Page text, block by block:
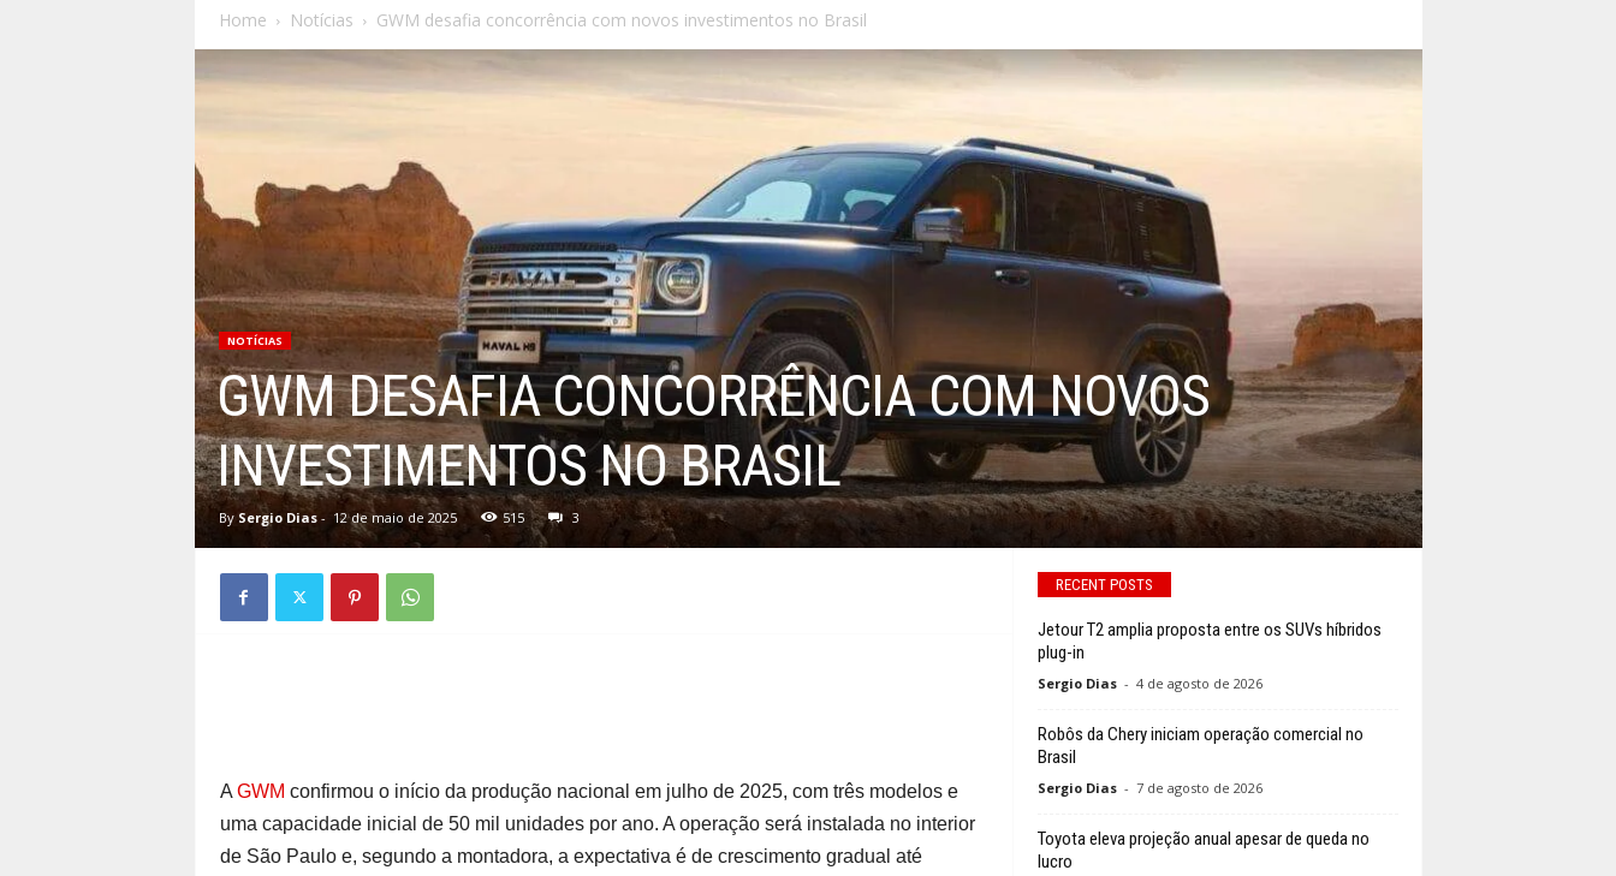
Home Notícias GWM desafia concorrência com novos investimentos no Brasil
NOTÍCIAS
GWM DESAFIA CONCORRÊNCIA COM NOVOS
INVESTIMENTOS NO BRASIL
By Sergio Dias- 12 de maio de 2025 515 3
A GWM confirmou o início da produção nacional em julho de 2025, com três modelos e
uma capacidade inicial de 50 mil unidades por ano. A operação será instalada no interior
de São Paulo e, segundo a montadora, a expectativa é de crescimento gradual até
RECENT POSTS
Jetour T2 amplia proposta entre os SUVs híbridos
plug-in
Sergio Dias - 4 de agosto de 2026
Robôs da Chery iniciam operação comercial no
Brasil
Sergio Dias - 7 de agosto de 2026
Toyota eleva projeção anual apesar de queda no
lucro